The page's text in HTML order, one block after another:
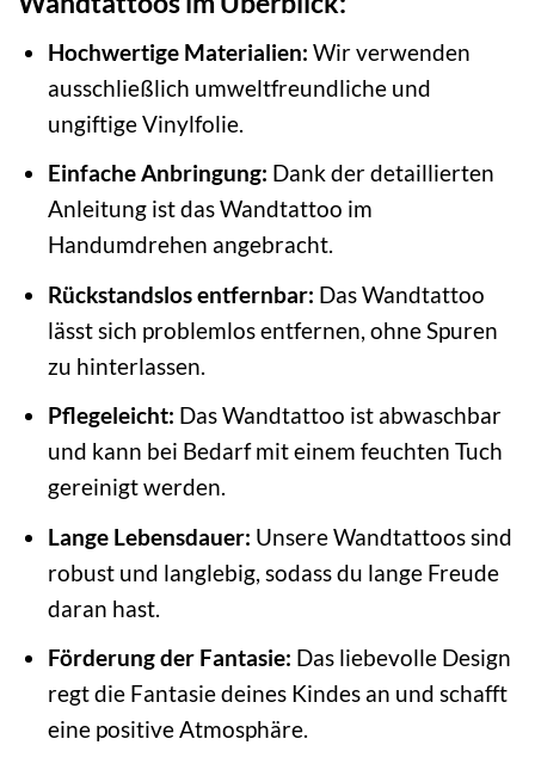
Hochwertige Materialien: Wir verwenden
ausschließlich umweltfreundliche und
ungiftige Vinylfolie.
Einfache Anbringung: Dank der detaillierten
Anleitung ist das Wandtattoo im
Handumdrehen angebracht.
Rückstandslos entfernbar: Das Wandtattoo
lässt sich problemlos entfernen, ohne Spuren
zu hinterlassen.
Pflegeleicht: Das Wandtattoo ist abwaschbar
und kann bei Bedarf mit einem feuchten Tuch
gereinigt werden.
Lange Lebensdauer: Unsere Wandtattoos sind
robust und langlebig, sodass du lange Freude
daran hast.
Förderung der Fantasie: Das liebevolle Design
regt die Fantasie deines Kindes an und schafft
eine positive Atmosphäre.